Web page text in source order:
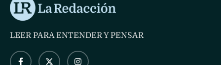
LEER PARA ENTENDER Y PENSAR